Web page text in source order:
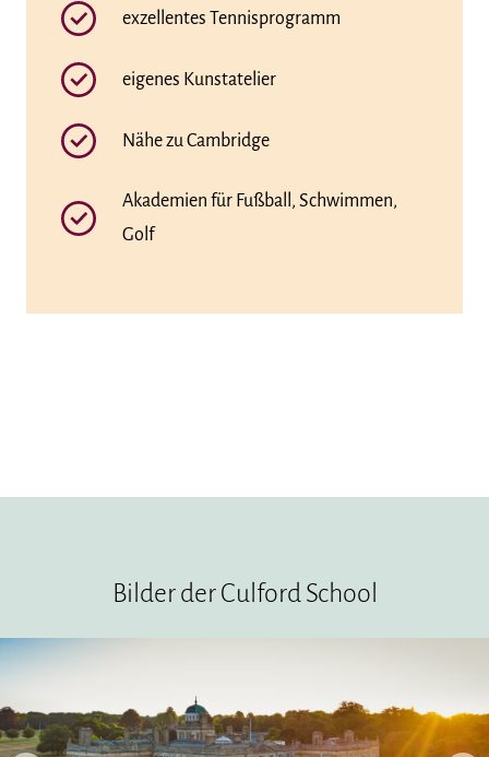
exzellentes Tennisprogramm
eigenes Kunstatelier
Nähe zu Cambridge
Akademien für Fußball, Schwimmen,
Golf
Bilder der Culford School